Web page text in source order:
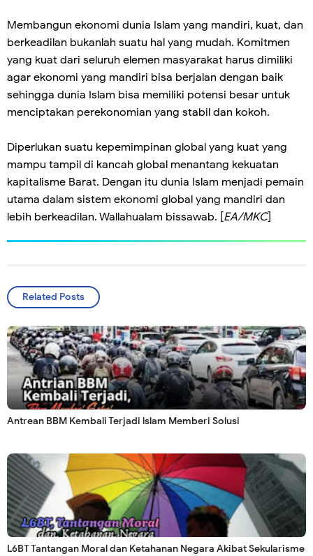
Membangun ekonomi dunia Islam yang mandiri, kuat, dan
berkeadilan bukanlah suatu hal yang mudah. Komitmen
yang kuat dari seluruh elemen masyarakat harus dimiliki
agar ekonomi yang mandiri bisa berjalan dengan baik
sehingga dunia Islam bisa memiliki potensi besar untuk
menciptakan perekonomian yang stabil dan kokoh.
Diperlukan suatu kepemimpinan global yang kuat yang
mampu tampil di kancah global menantang kekuatan
kapitalisme Barat. Dengan itu dunia Islam menjadi pemain
utama dalam sistem ekonomi global yang mandiri dan
lebih berkeadilan. Wallahualam bissawab. [EA/MKC]
Related Posts
Antrean BBM Kembali Terjadi lslam Memberi Solusi
L6BT Tantangan Moral dan Ketahanan Negara Akibat Sekularisme